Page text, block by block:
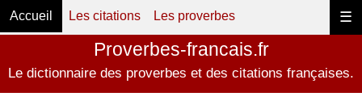
☰
Accueil Les citations Les proverbes
Proverbes-francais.fr
Le dictionnaire des proverbes et des citations françaises.